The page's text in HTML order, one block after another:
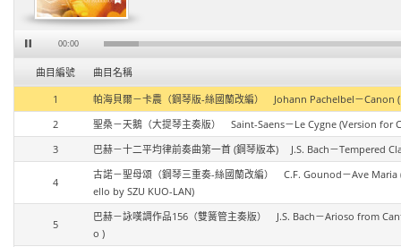
00:00
曲目編號
曲目名稱
1
帕海貝爾－卡農（鋼琴版-絲國蘭改編） Johann Pachelbel－Canon
2
聖桑－天鵝（大提琴主奏版） Saint-Saens－Le Cygne (Version for
3
巴赫－十二平均律前奏曲第一首 (鋼琴版本) J.S. Bach－Tempered
4
古諾－聖母頌（鋼琴三重奏-絲國蘭改編） C.F. Gounod－Ave
ello by SZU KUO-LAN)
5
巴赫－詠嘆調作品156（雙簧管主奏版） J.S. Bach－Arioso from
o )